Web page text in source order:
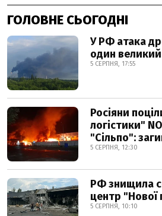
ГОЛОВНЕ СЬОГОДНІ
У РФ атака
один
5 СЕРПНЯ, 17:55
Росіяни
логістики"
"Сільпо":
5 СЕРПНЯ, 12:30
РФ знищила
центр "Нової
5 СЕРПНЯ, 10:10